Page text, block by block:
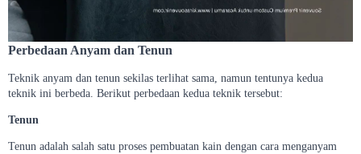
Perbedaan Anyam dan Tenun
Teknik anyam dan tenun sekilas terlihat sama, namun tentunya kedua
teknik ini berbeda. Berikut perbedaan kedua teknik tersebut:
Tenun
Tenun adalah salah satu proses pembuatan kain dengan cara menganyam